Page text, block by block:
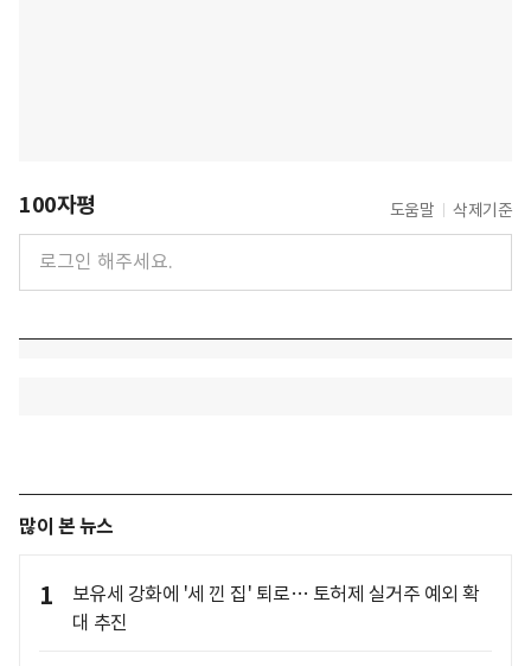
100자평 도움말 삭제기준
많이 본 뉴스
1
보유세 강화에 '세 낀 집' 퇴로… 토허제 실거주 예외 확
대 추진